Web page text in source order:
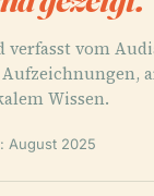
verfasst vom
Wissen.
August 2025